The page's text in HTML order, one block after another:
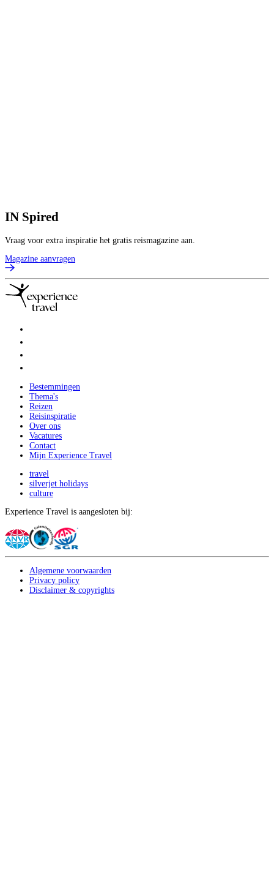
IN Spired
Vraag voor extra inspiratie het gratis reismagazine aan.
Magazine aanvragen
Bestemmingen
Thema's
Reizen
Reisinspiratie
Over ons
Vacatures
Contact
Mijn Experience Travel
travel
silverjet holidays
culture
Experience Travel is aangesloten bij:
Algemene voorwaarden
Privacy policy
Disclaimer & copyrights